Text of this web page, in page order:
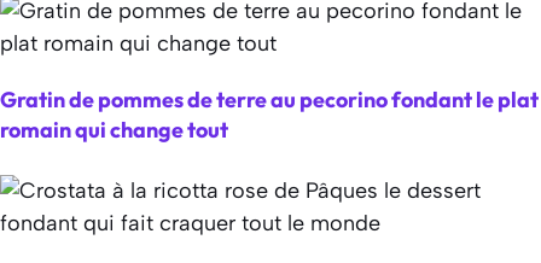
Gratin de pommes de terre au pecorino fondant le plat
romain qui change tout